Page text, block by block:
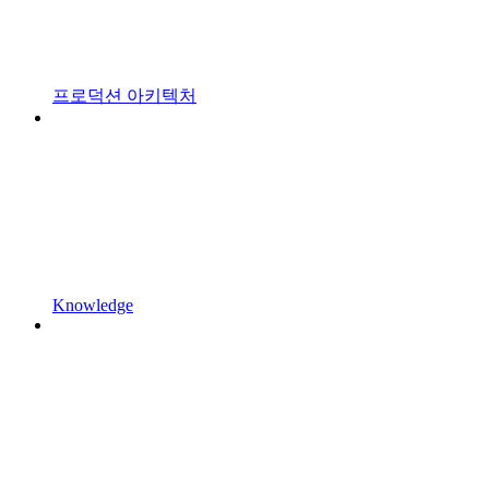
프로덕션 아키텍처
Knowledge